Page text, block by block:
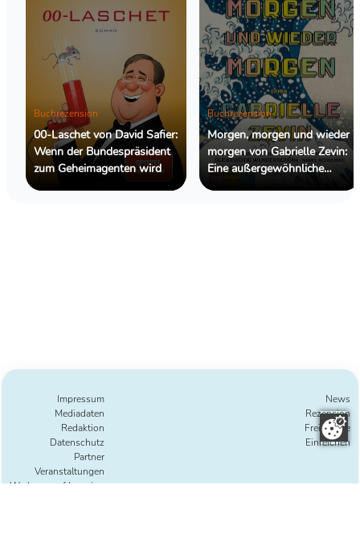
Buchrezension
00-Laschet von David Safier:
Wenn der Bundespräsident
zum Geheimagenten wird
Buchrezension
Morgen, morgen und wieder
morgen von Gabrielle Zevin:
Eine außergewöhnliche
Geschichte über
Impressum
Mediadaten
Redaktion
Datenschutz
Partner
Veranstaltungen
Werbung auf Lesering
News
Rezension
Freie Texte
Einreichen